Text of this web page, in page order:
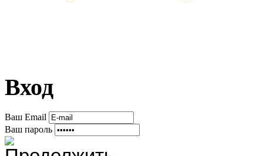
Вход
Ваш Email
Ваш пароль